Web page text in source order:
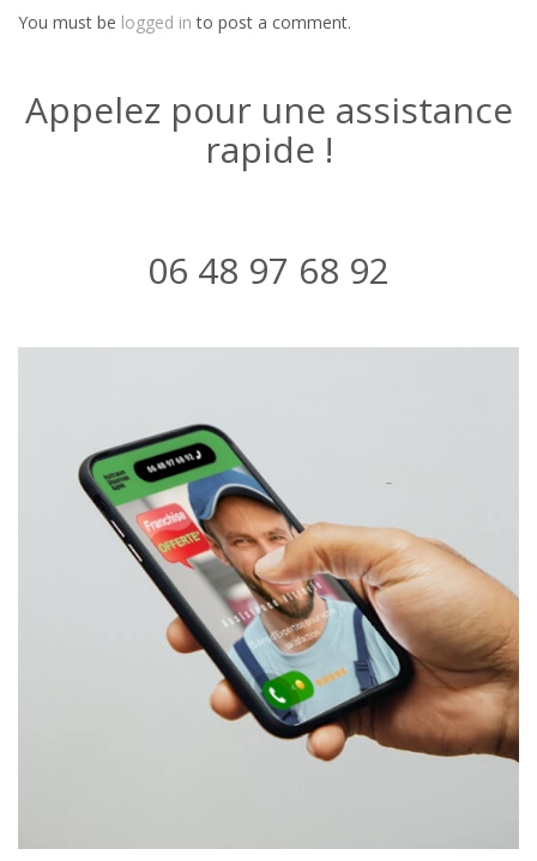
You must be logged in to post a comment.
Appelez pour une assistance
rapide !
06 48 97 68 92